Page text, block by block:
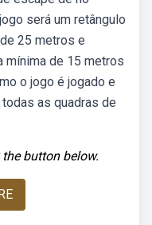
será um retângulo
25 metros e
mínima de 15 metros
o jogo é jogado e
as quadras de
button below.